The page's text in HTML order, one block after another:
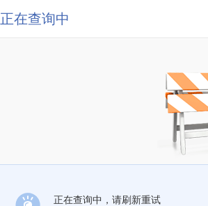
正在查询中
正在查询中，请刷新重试